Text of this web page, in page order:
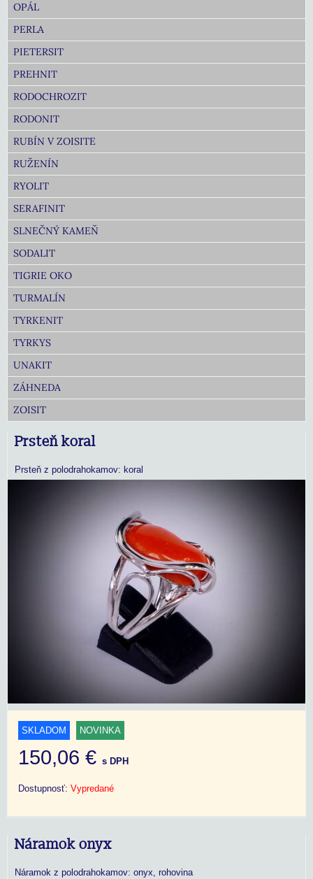
OPÁL
PERLA
PIETERSIT
PREHNIT
RODOCHROZIT
RODONIT
RUBÍN V ZOISITE
RUŽENÍN
RYOLIT
SERAFINIT
SLNEČNÝ KAMEŇ
SODALIT
TIGRIE OKO
TURMALÍN
TYRKENIT
TYRKYS
UNAKIT
ZÁHNEDA
ZOISIT
Prsteň koral
Prsteň z polodrahokamov: koral
SKLADOM NOVINKA
150,06 € s DPH
Dostupnosť: Vypredané
Náramok onyx
Náramok z polodrahokamov: onyx, rohovina